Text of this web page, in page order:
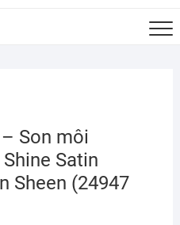
Son môi
Satin
Sheen (24947